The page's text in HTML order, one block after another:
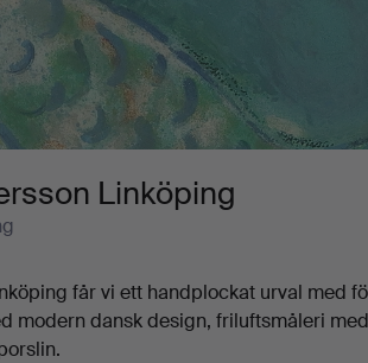
Linköping
får vi ett handplockat urval med
modern dansk design, friluftsmåleri